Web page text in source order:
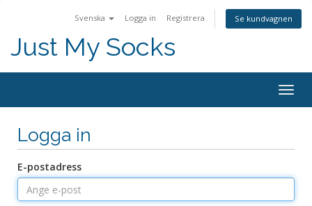
Svenska Logga in Registrera Se kundvagnen
Just My Socks
Logga in
E-postadress